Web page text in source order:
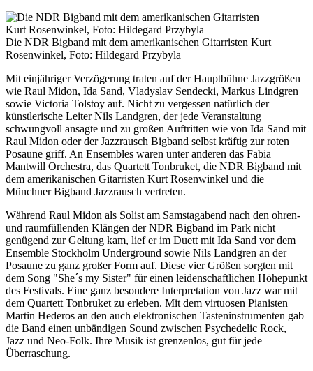
Die NDR Bigband mit dem amerikanischen Gitarristen Kurt
Rosenwinkel, Foto: Hildegard Przybyla
Mit einjähriger Verzögerung traten auf der Hauptbühne Jazzgrößen
wie Raul Midon, Ida Sand, Vladyslav Sendecki, Markus Lindgren
sowie Victoria Tolstoy auf. Nicht zu vergessen natürlich der
künstlerische Leiter Nils Landgren, der jede Veranstaltung
schwungvoll ansagte und zu großen Auftritten wie von Ida Sand mit
Raul Midon oder der Jazzrausch Bigband selbst kräftig zur roten
Posaune griff. An Ensembles waren unter anderen das Fabia
Mantwill Orchestra, das Quartett Tonbruket, die NDR Bigband mit
dem amerikanischen Gitarristen Kurt Rosenwinkel und die
Münchner Bigband Jazzrausch vertreten.
Während Raul Midon als Solist am Samstagabend nach den ohren-
und raumfüllenden Klängen der NDR Bigband im Park nicht
genügend zur Geltung kam, lief er im Duett mit Ida Sand vor dem
Ensemble Stockholm Underground sowie Nils Landgren an der
Posaune zu ganz großer Form auf. Diese vier Größen sorgten mit
dem Song "She´s my Sister" für einen leidenschaftlichen Höhepunkt
des Festivals. Eine ganz besondere Interpretation von Jazz war mit
dem Quartett Tonbruket zu erleben. Mit dem virtuosen Pianisten
Martin Hederos an den auch elektronischen Tasteninstrumenten gab
die Band einen unbändigen Sound zwischen Psychedelic Rock,
Jazz und Neo-Folk. Ihre Musik ist grenzenlos, gut für jede
Überraschung.